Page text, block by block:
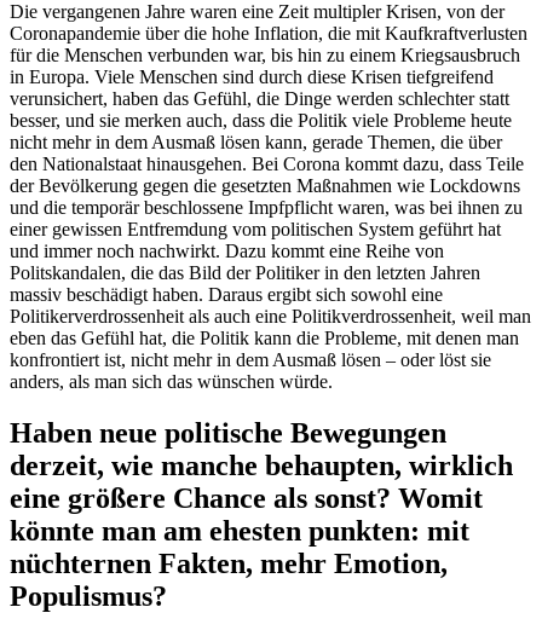
Die vergangenen Jahre waren eine Zeit multipler Krisen, von der
Coronapandemie über die hohe Inflation, die mit Kaufkraftverlusten
für die Menschen verbunden war, bis hin zu einem Kriegsausbruch
in Europa. Viele Menschen sind durch diese Krisen tiefgreifend
verunsichert, haben das Gefühl, die Dinge werden schlechter statt
besser, und sie merken auch, dass die Politik viele Probleme heute
nicht mehr in dem Ausmaß lösen kann, gerade Themen, die über
den Nationalstaat hinausgehen. Bei Corona kommt dazu, dass Teile
der Bevölkerung gegen die gesetzten Maßnahmen wie Lockdowns
und die temporär beschlossene Impfpflicht waren, was bei ihnen zu
einer gewissen Entfremdung vom politischen System geführt hat
und immer noch nachwirkt. Dazu kommt eine Reihe von
Politskandalen, die das Bild der Politiker in den letzten Jahren
massiv beschädigt haben. Daraus ergibt sich sowohl eine
Politikerverdrossenheit als auch eine Politikverdrossenheit, weil man
eben das Gefühl hat, die Politik kann die Probleme, mit denen man
konfrontiert ist, nicht mehr in dem Ausmaß lösen – oder löst sie
anders, als man sich das wünschen würde.
Haben neue politische Bewegungen
derzeit, wie manche behaupten, wirklich
eine größere Chance als sonst? Womit
könnte man am ehesten punkten: mit
nüchternen Fakten, mehr Emotion,
Populismus?